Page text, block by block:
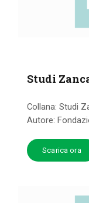
Studi
Collana: Studi
Autore:
Scarica ora